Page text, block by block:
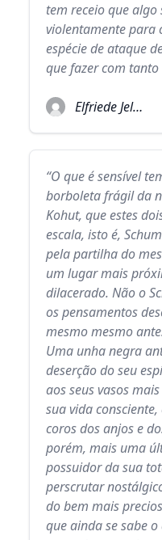
tem receio que algo
violentamente para
espécie de ataque
que fazer com tanto
Elfriede Jelinek
“O que é sensível
borboleta frágil da
Kohut, que estes
escala, isto é,
pela partilha do
um lugar mais
dilacerado. Não o
os pensamentos
mesmo mesmo
Uma unha negra
deserção do seu
aos seus vasos
sua vida
coros dos anjos e
porém, mais uma
possuidor da sua
perscrutar
do bem mais
que ainda se sabe